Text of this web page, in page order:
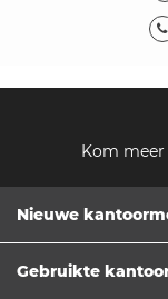
Kom
Nieuwe
Gebruikte